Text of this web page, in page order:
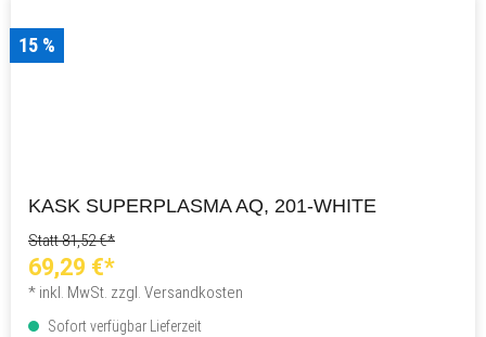
15 %
KASK SUPERPLASMA AQ, 201-WHITE
Statt 81,52 €*
69,29 €*
* inkl. MwSt. zzgl. Versandkosten
Sofort verfügbar Lieferzeit